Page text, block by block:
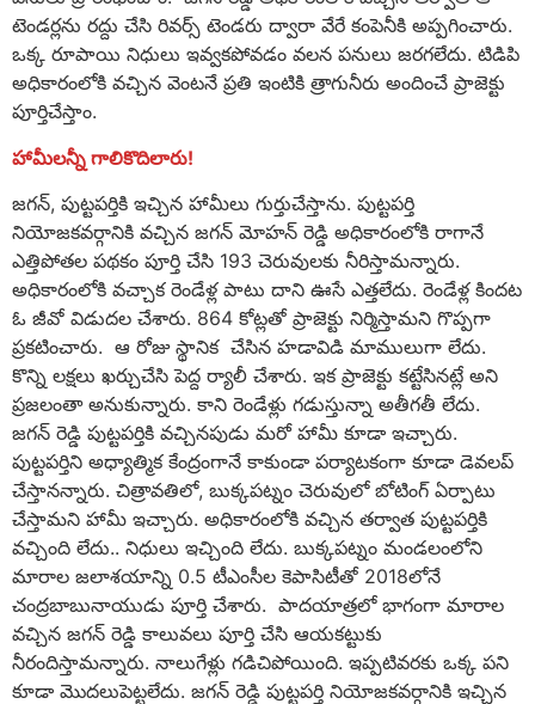
టెండర్లను రద్దు చేసి రివర్స్ టెండరు ద్వారా వేరే కంపెనీకి అప్పగించారు.
ఒక్క రూపాయి నిధులు ఇవ్వకపోవడం వలన పనులు జరగలేదు. టిడిపి
అధికారంలోకి వచ్చిన వెంటనే ప్రతి ఇంటికి త్రాగునీరు అందించే ప్రాజెక్టు
పూర్తిచేస్తాం.
హామీలన్నీ గాలికొదిలారు!
జగన్, పుట్టపర్తికి ఇచ్చిన హామీలు గుర్తుచేస్తాను. పుట్టపర్తి
నియోజకవర్గానికి వచ్చిన జగన్ మోహన్ రెడ్డి అధికారంలోకి రాగానే
ఎత్తిపోతల పథకం పూర్తి చేసి 193 చెరువులకు నీరిస్తామన్నారు.
అధికారంలోకి వచ్చాక రెండేళ్ల పాటు దాని ఊసే ఎత్తలేదు. రెండేళ్ల కిందట
ఓ జీవో విడుదల చేశారు. 864 కోట్లతో ప్రాజెక్టు నిర్మిస్తామని గొప్పగా
ప్రకటించారు. ఆ రోజు స్థానిక చేసిన హడావిడి మాములుగా లేదు.
కొన్ని లక్షలు ఖర్చుచేసి పెద్ద ర్యాలీ చేశారు. ఇక ప్రాజెక్టు కట్టేసినట్లే అని
ప్రజలంతా అనుకున్నారు. కాని రెండేళ్లు గడుస్తున్నా అతీగతీ లేదు.
జగన్ రెడ్డి పుట్టపర్తికి వచ్చినపుడు మరో హామీ కూడా ఇచ్చారు.
పుట్టపర్తిని అధ్యాత్మిక కేంద్రంగానే కాకుండా పర్యాటకంగా కూడా డెవలప్
చేస్తానన్నారు. చిత్రావతిలో, బుక్కపట్నం చెరువులో బోటింగ్ ఏర్పాటు
చేస్తామని హామీ ఇచ్చారు. అధికారంలోకి వచ్చిన తర్వాత పుట్టపర్తికి
వచ్చింది లేదు.. నిధులు ఇచ్చింది లేదు. బుక్కపట్నం మండలంలోని
మారాల జలాశయాన్ని 0.5 టీఎంసీల కెపాసిటీతో 2018లోనే
చంద్రబాబునాయుడు పూర్తి చేశారు. పాదయాత్రలో భాగంగా మారాల
వచ్చిన జగన్ రెడ్డి కాలువలు పూర్తి చేసి ఆయకట్టుకు
నీరందిస్తామన్నారు. నాలుగేళ్లు గడిచిపోయింది. ఇప్పటివరకు ఒక్క పని
కూడా మొదలుపెట్టలేదు. జగన్ రెడ్డి పుట్టపర్తి నియోజకవర్గానికి ఇచ్చిన